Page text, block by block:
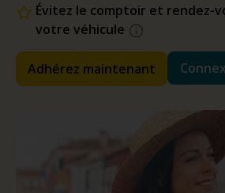
Évitez le comptoir et rendez-
votre véhicule
Adhérez maintenant